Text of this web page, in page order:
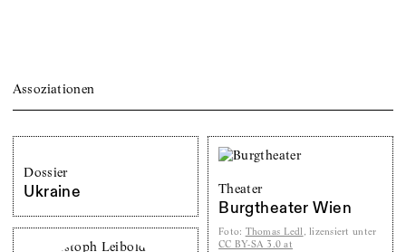
Assoziationen
Dossier
Ukraine Theater
Burgtheater Wien
Foto: Thomas Ledl , lizensiert unter
CC BY-SA 3.0 at